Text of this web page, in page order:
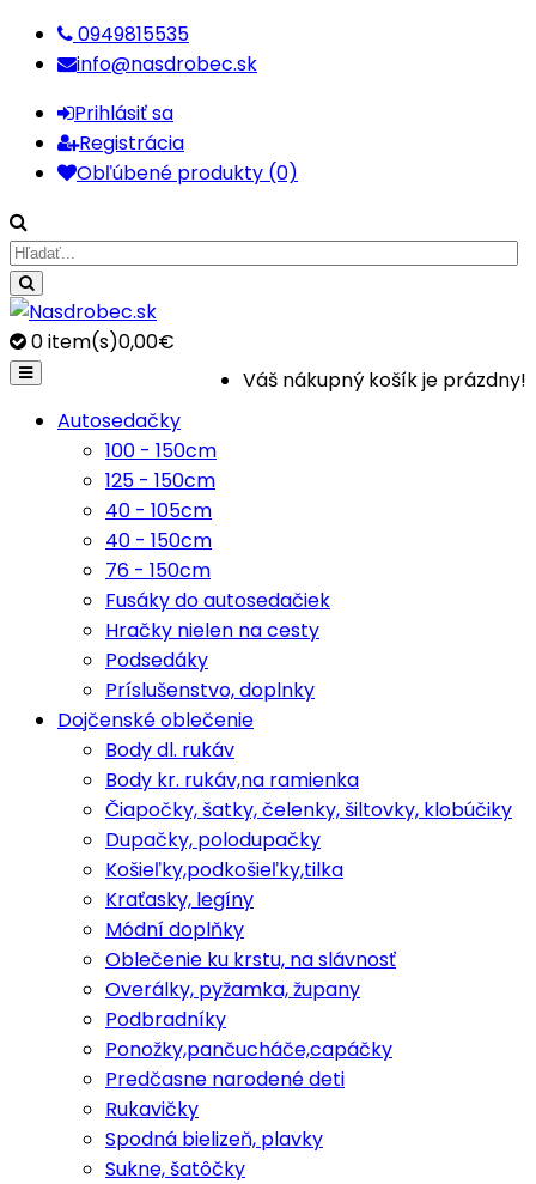
0949815535
info@nasdrobec.sk
Prihlásiť sa
Registrácia
Obľúbené produkty (0)
0item(s)0,00€
Váš nákupný košík je prázdny!
Autosedačky
100 - 150cm
125 - 150cm
40 - 105cm
40 - 150cm
76 - 150cm
Fusáky do autosedačiek
Hračky nielen na cesty
Podsedáky
Príslušenstvo, doplnky
Dojčenské oblečenie
Body dl. rukáv
Body kr. rukáv,na ramienka
Čiapočky, šatky, čelenky, šiltovky, klobúčiky
Dupačky, polodupačky
Košieľky,podkošieľky,tilka
Kraťasky, legíny
Módní doplňky
Oblečenie ku krstu, na slávnosť
Overálky, pyžamka, župany
Podbradníky
Ponožky,pančucháče,capáčky
Predčasne narodené deti
Rukavičky
Spodná bielizeň, plavky
Sukne, šatôčky